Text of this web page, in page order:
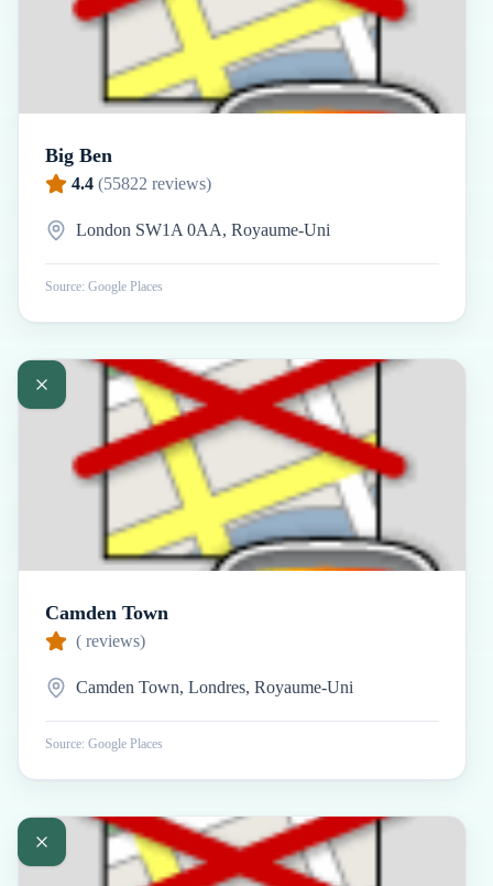
Big Ben
4.4 (55822 reviews)
London SW1A 0AA, Royaume-Uni
Source: Google Places
Camden Town
( reviews)
Camden Town, Londres, Royaume-Uni
Source: Google Places